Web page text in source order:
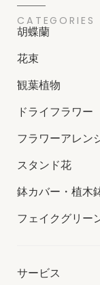
CATEGORIES
胡蝶蘭
花束
観葉植物
ドライフラワー
フラワーアレン
スタンド花
鉢カバー・植木
フェイクグリー
サービス